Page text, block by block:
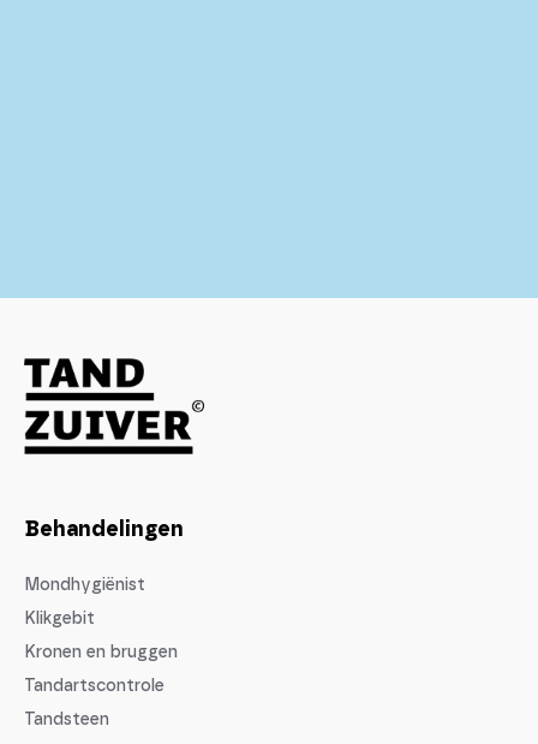
Behandelingen
Mondhygiënist
Klikgebit
Kronen en bruggen
Tandartscontrole
Tandsteen